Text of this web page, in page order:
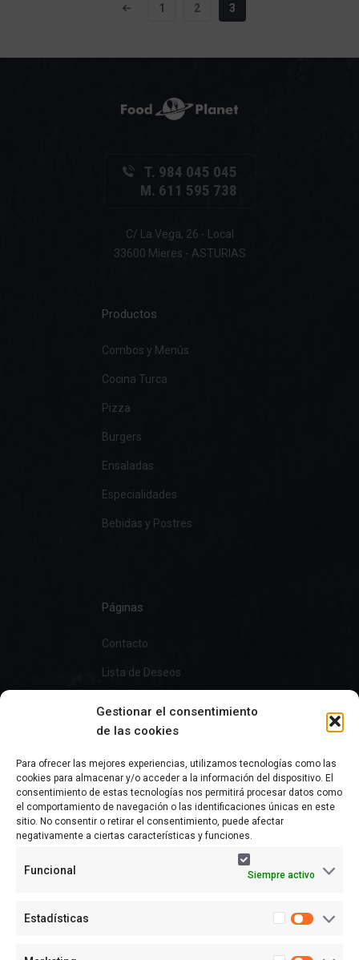
Gestionar el consentimiento
de las cookies
Para ofrecer las mejores experiencias, utilizamos tecnologías como las
cookies para almacenar y/o acceder a la información del dispositivo. El
consentimiento de estas tecnologías nos permitirá procesar datos como
el comportamiento de navegación o las identificaciones únicas en este
sitio. No consentir o retirar el consentimiento, puede afectar
negativamente a ciertas características y funciones.
Funcional Siempre activo
Estadísticas
1 2 3
T. 984 045 045
M. 611 595 738
C/ La Vega, 26 - Local
33600 Mieres - ASTURIAS
Productos
Combos y Menús
Cocina Turca
Pizza
Burgers
Ensaladas
Especialidades
Bebidas y Postres
Páginas
Contacto
Lista de Deseos
Información
Preguntas Frecuentes
Política de Privacidad